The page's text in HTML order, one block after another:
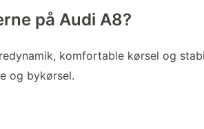
på Audi A8?
komfortable kørsel og
og bykørsel.